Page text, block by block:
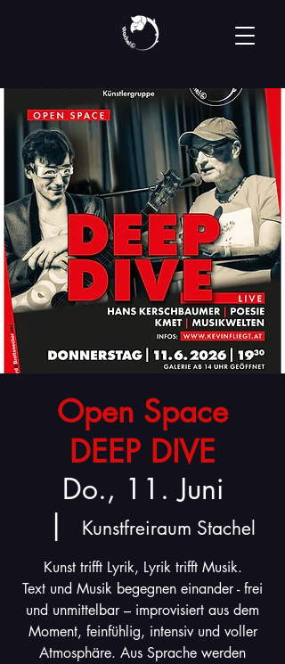
Open Space
DEEP DIVE
Do., 11. Juni
  |
Kunstfreiraum Stachel
Kunst trifft Lyrik, Lyrik trifft Musik.
Text und Musik begegnen einander - frei
und unmittelbar – improvisiert aus dem
Moment, feinfühlig, intensiv und voller
Atmosphäre. Aus Sprache werden